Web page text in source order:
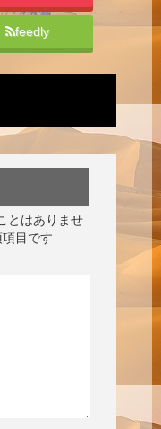
feedly
とはありませ
目です